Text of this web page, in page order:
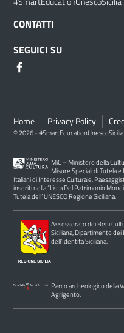
CONTATTI
SEGUICI SU
Home Privacy Policy
© 2026 - #SmartEducationUnescoSicilia
MiC – Ministero della
Misure Speciali di Tutela
Italiani di Interesse Culturale,
inseriti nella “Lista Del Patrimonio
Tutela dell’ UNESCO Regione Siciliana.
Assessorato dei Beni
Siciliana, Dipartimento dei
dell’Identità Siciliana.
Parco archeologico della
Agrigento.